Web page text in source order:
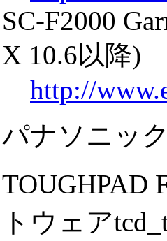
SC-F2000
X 10.6以降)
http://
パナソニッ
TOUGHPAD
トウェア